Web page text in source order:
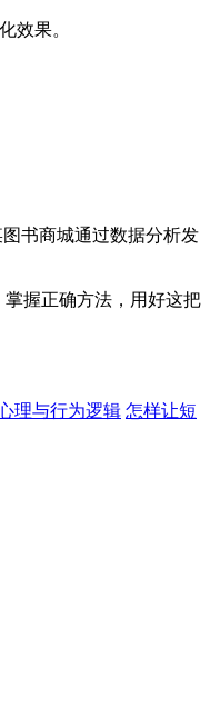
效果。
书商城通过数据分析发
握正确方法，用好这把
理与行为逻辑 怎样让短